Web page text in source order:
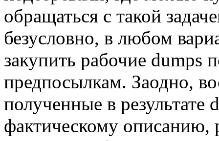
обращаться с такой
безусловно, в любом
закупить рабочие dumps
предпосылкам. Заодно,
полученные в результате
фактическому описанию,